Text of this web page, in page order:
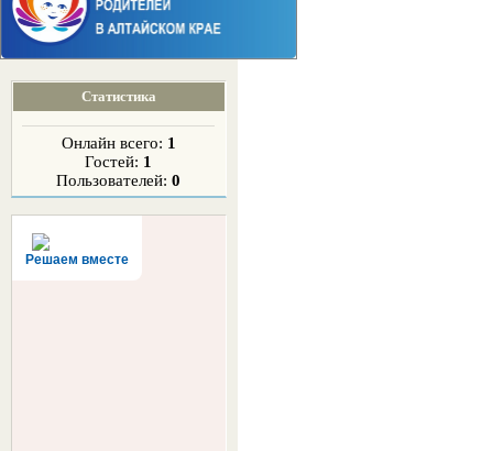
Статистика
Онлайн всего: 1
Гостей: 1
Пользователей:0
Решаем вместе